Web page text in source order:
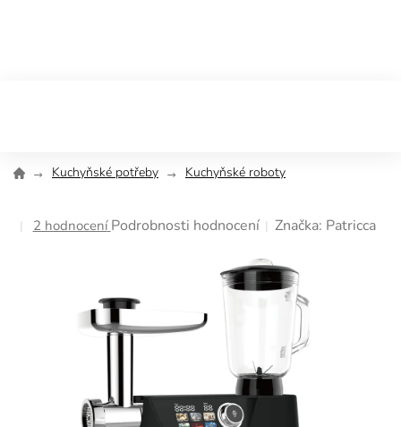
Kuchyňské potřeby Kuchyňské roboty
Průměrné
2 hodnocení Podrobnosti hodnocení Značka: Patricca